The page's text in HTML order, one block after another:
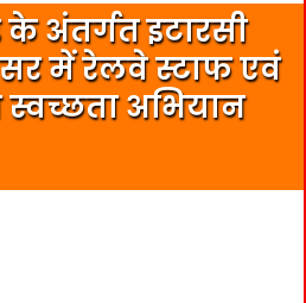
अंतर्गत इटारसी
में रेलवे स्टाफ एवं
स्वच्छता अभियान